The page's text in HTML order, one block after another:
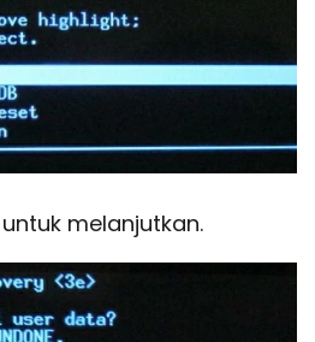
untuk melanjutkan.